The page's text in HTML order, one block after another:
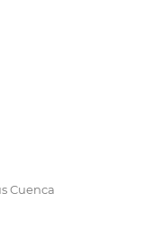
Cuenca